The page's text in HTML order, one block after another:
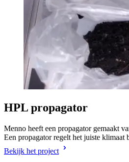
HPL propagator
Menno heeft een propagator gemaakt
Een propagator regelt het juiste
Bekijk het project